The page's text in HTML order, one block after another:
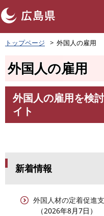
ペ
ー
頭
。
トップページ 外国人の雇用
外国人の雇用
外国人の雇用を検
イト
新着情報
外国人材の定着促進
2026年8月7日